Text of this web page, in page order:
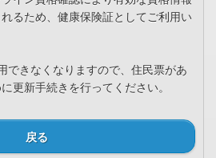
るため、健康保険証としてご利用い
できなくなりますので、住民票があ
更新手続きを行ってください。
戻る